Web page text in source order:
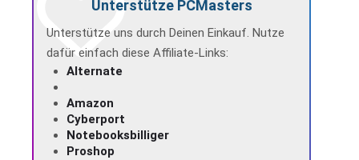
Unterstütze PCMasters
Unterstütze uns durch Deinen Einkauf. Nutze
dafür einfach diese Affiliate-Links:
Alternate
Amazon
Cyberport
Notebooksbilliger
Proshop